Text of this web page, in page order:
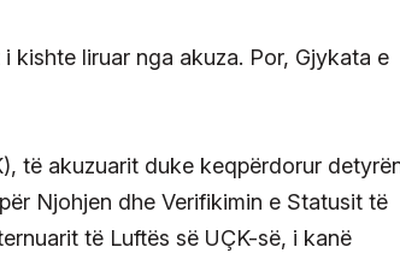
kishte liruar nga akuza. Por, Gjykata e
të akuzuarit duke keqpërdorur
Njohjen dhe Verifikimin e Statusit të
të Luftës së UÇK-së, i kanë